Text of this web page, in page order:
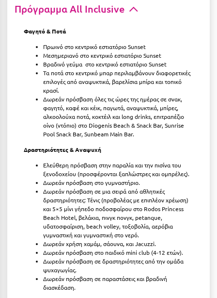
Κόνιτσα
Κουρούτα Ηλείας
Κουφονήσια
Κρουαζιέρες
Κυλλήνη
Κύμη Ευβοίας
Κυπαρισσία
Λακόπετρα Αχαΐας
Πρόγραμμα Αll Inclusive
Φαγητό & Ποτά
Πρωινό στο κεντρικό εστιατόριοSunset
Μεσημεριανό στο κεντρικό εστιατόριοSunset
Βραδινό γεύμα στο κεντρικό εστιατόριοSunset
Τα ποτά στο κεντρικό μπαρ περιλαμβάνουν διαφορετικές
επιλογές από αναψυκτικά, βαρελίσια μπίρα και τοπικό
κρασί.
Δωρεάν πρόσβαση όλες τις ώρες της ημέρας σε σνακ,
φαγητό, καφέ και κέικ, παγωτά, αναψυκτικά, μπίρες,
αλκοολούχα ποτά, κοκτέιλ και long drinks, επιτραπέζιο
οίνο (ντόπιο) στο Diogenis Beach & Snack Bar, Sunrise
Pool Snack Bar, Sunbeam Main Bar.
Δραστηριότητες & Αναψυχή
Ελεύθερη πρόσβαση στην παραλία και την πισίνα του
ξενοδοχείου (προσφέρονται ξαπλώστρες και ομπρέλες).
Δωρεάν πρόσβαση στο γυμναστήριο.
Δωρεάν πρόσβαση σε μια σειρά από αθλητικές
δραστηριότητες: Τένις (προβολέας με επιπλέον χρέωση)
και 5×5 μίνι γήπεδο ποδοσφαίρου στο Rodos Princess
Beach Hotel, βελάκια, πινγκ πονγκ, petanque,
υδατοσφαίριση, beach volley, τοξοβολία, αερόβια
γυμναστική και γυμναστική στο νερό.
Δωρεάν χρήση χαμάμ, σάουνα, και Jacuzzi.
Δωρεάν πρόσβαση στο παιδικό mini club (4-12 ετών).
Δωρεάν πρόσβαση σε δραστηριότητες από την ομάδα
ψυχαγωγίας.
Δωρεάν πρόσβαση σε παραστάσεις και βραδινή
διασκέδαση.